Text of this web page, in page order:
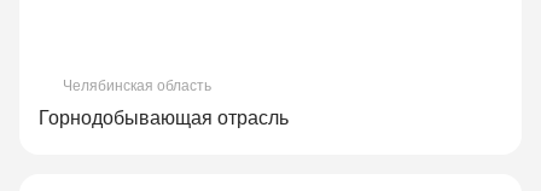
Челябинская область
Горнодобывающая отрасль